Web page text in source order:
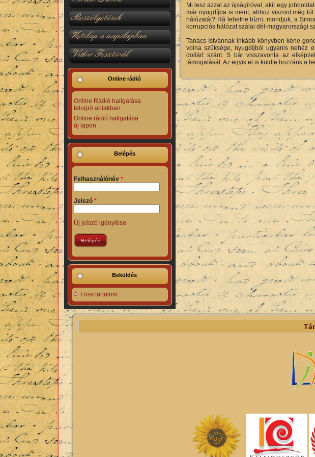
Beszélgetések
Hetilap a napilapban
Vidor Fesztivál
Online rádió
Online Rádió hallgatása
felugró ablakban
Online rádió hallgatása
új lapon
Belépés
Felhasználónév *
Jelszó *
Új jelszó igénylése
Beküldés
Friss tartalom
Mi lesz azzal az újságíróval, akit egy
már nyugdíjba is ment, ahhoz viszont még
hálózatát? Rá lehetne bízni, mondjuk, a
korrupciós hálózat szálai dél-magyarországi
Tanács Istvánnak inkább könyvben kéne
volna szüksége, nyugdíjból ugyanis nehéz
dollárt szánt. S bár visszavonta az
támogatását. Az egyik el is küldte hozzánk a